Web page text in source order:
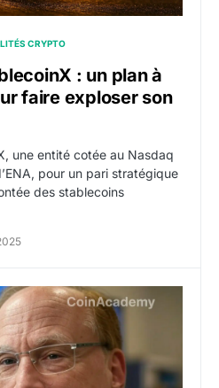
CRYPTO
: un plan à
faire exploser son
une entité cotée au Nasdaq
pour un pari stratégique
des stablecoins
dépasse le milliard de dollars